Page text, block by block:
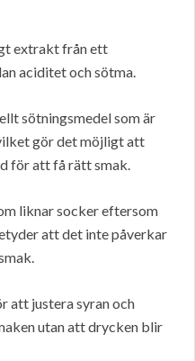
extrakt från ett
aciditet och sötma.
sötningsmedel som är
gör det möjligt att
för att få rätt smak.
liknar socker eftersom
att det inte påverkar
att justera syran och
utan att drycken blir